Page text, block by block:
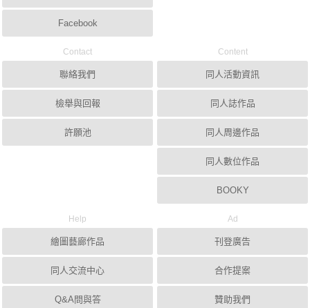
Facebook
Contact
聯絡我們
檢舉與回報
許願池
Content
同人活動資訊
同人誌作品
同人周邊作品
同人數位作品
BOOKY
Help
繪圖藝廊作品
同人交流中心
Q&A問與答
Ad
刊登廣告
合作提案
贊助我們